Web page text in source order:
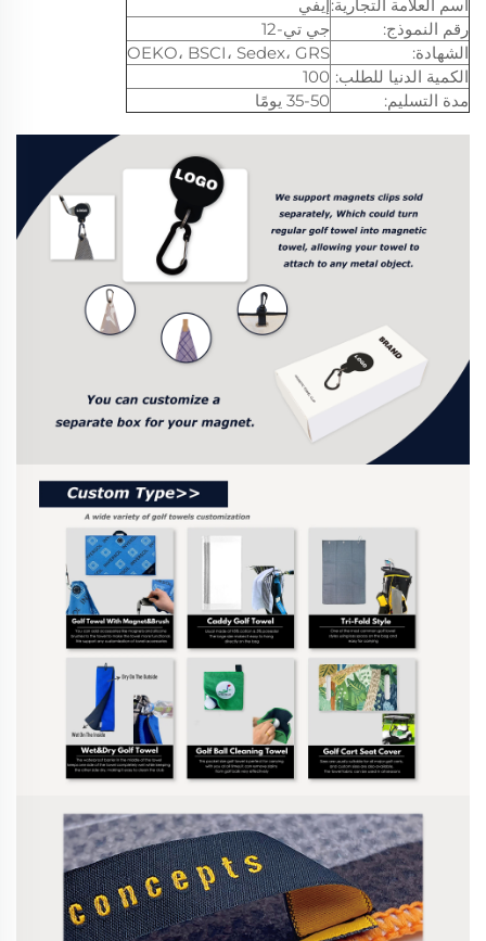
اسم العلامة التجارية:إيفي
رقم النموذج:
جي تي-12
الشهادة:
OEKO، BSCI، Sedex، GRS
الكمية الدنيا للطلب: 100
مدة التسليم:
35-50 يومًا